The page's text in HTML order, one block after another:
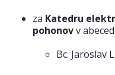
za Katedru
pohonovv
Bc. Jaroslav